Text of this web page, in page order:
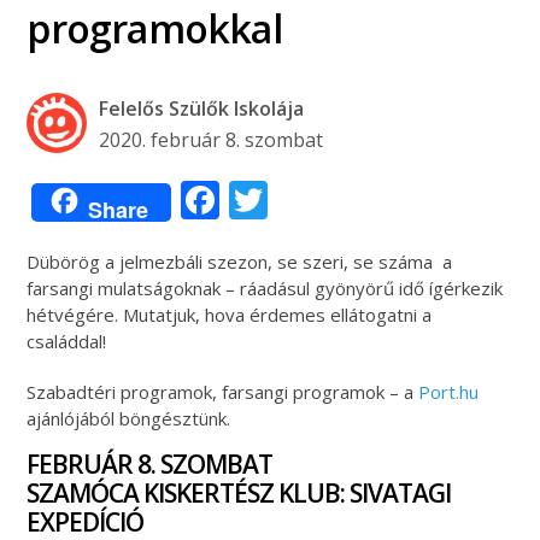
programokkal
Felelős Szülők Iskolája
2020. február 8. szombat
Share Facebook
Dübörög a jelmezbáli szezon, se szeri, se száma a
farsangi mulatságoknak – ráadásul gyönyörű idő ígérkezik
hétvégére. Mutatjuk, hova érdemes ellátogatni a
családdal!
Szabadtéri programok, farsangi programok – a Port.hu
ajánlójából böngésztünk.
FEBRUÁR 8. SZOMBAT
SZAMÓCA KISKERTÉSZ KLUB: SIVATAGI
EXPEDÍCIÓ